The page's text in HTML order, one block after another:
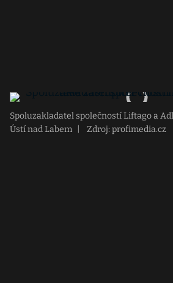
Spoluzakladatel společností Liftago a
Ústí nad Labem
Zdroj: profimedia.cz